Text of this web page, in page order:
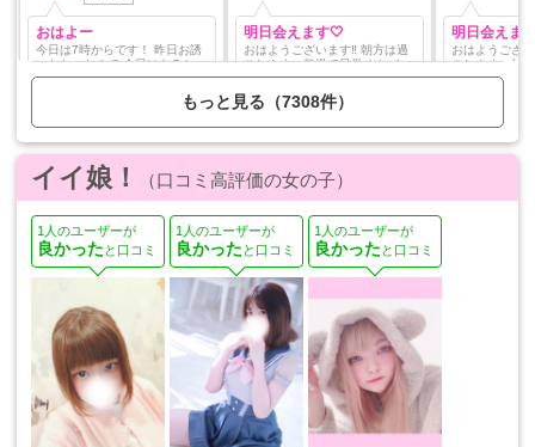
おはよー
今日は7時からです！ 昨日お誘
いなかったので 今日はあると嬉
しいな…🤔💭 お待ちしてますm
明日会えます🤍
おはようございます‼︎ 朝方は過
ごしやすい気温で目覚めもバッ
チリな えーすです👀✨ そして明
日 22時〜4時出勤予定です⑅･⏦ﾟ
♡ 深夜帯で夜更かしさんして下
コースもぜひ✨️ えーす
明日会えま
おはようございます‼︎
ごしやすい気
チリな えーすです👀✨ そして明
さるお兄様 居ましたらお誘いお
コースもぜひ✨️ えーす 女の子ペ
もっと見る（7308件）
イイ娘！ （口コミ高評価の女の子）
1人のユーザーが
良かった と口コミ
1人のユーザーが
良かった と口コミ
1人のユーザーが
良かった と口コミ